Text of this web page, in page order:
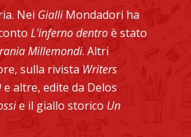
Nei GialliMondadori ha
L'inferno dentroè stato
Millemondi. Altri
sulla rivista Writers
e altre, edite da Delos
e il giallo storico Un